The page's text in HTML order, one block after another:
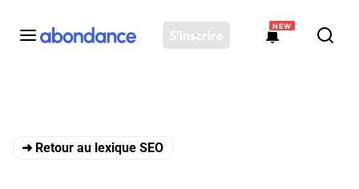
S'inscrire
NEW
Plateforme
➜ Retour au lexique SEO